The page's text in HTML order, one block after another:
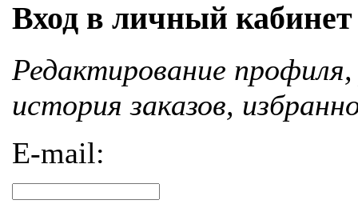
Вход в личный кабинет
Редактирование
история заказов,
E-mail: